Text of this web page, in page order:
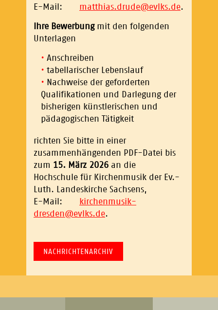
E-Mail:
matthias.drude@evlks.de.
Ihre Bewerbungmit den folgenden
Unterlagen
Anschreiben
tabellarischer Lebenslauf
Nachweise der geforderten
Qualifikationen und Darlegung der
bisherigen künstlerischen und
pädagogischen Tätigkeit
richten Sie bitte in einer
zusammenhängenden PDF-Datei bis
zum 15. März 2026 an die
Hochschule für Kirchenmusik der Ev.-
Luth. Landeskirche Sachsens,
E-Mail:
kirchenmusik-
dresden@evlks.de.
NACHRICHTENARCHIV